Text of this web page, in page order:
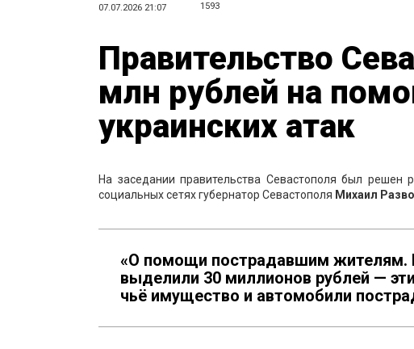
07.07.2026 21:07 1593
Правительство
млн рублей на
украинских атак
На заседании правительства Севастополя был
социальных сетях губернатор Севастополя Михаил
«О помощи пострадавшим жителям.
выделили 30 миллионов рублей —
чьё имущество и автомобили